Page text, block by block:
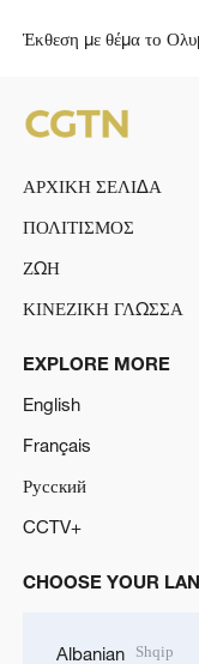
Έκθεση με θέμα το
ΑΡΧΙΚΗ ΣΕΛΙΔΑ
ΠΟΛΙΤΙΣΜΟΣ
ΖΩΗ
ΚΙΝΕΖΙΚΗ ΓΛΩΣΣΑ
EXPLORE MORE
English
Français
Русский
CCTV+
CHOOSE YOUR
Albanian Shqip